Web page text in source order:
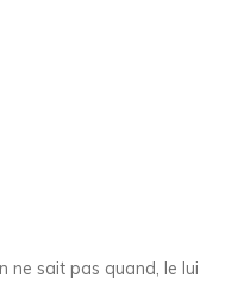
ne sait pas quand, le lui